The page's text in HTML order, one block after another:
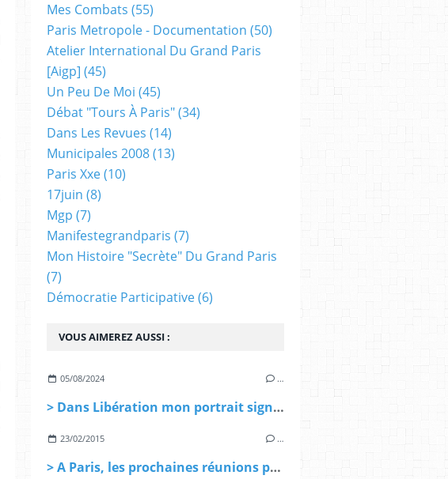
VOUS AIMEREZ AUSSI :
05/08/2024 …
> Dans Libération mon portrait signé Sibylle Vincendon: Pierre Mansat, le métropolitain
23/02/2015 …
> A Paris, les prochaines réunions publiques sur le Grand Paris
Mes Combats (55)
Paris Metropole - Documentation (50)
Atelier International Du Grand Paris
[aigp] (45)
Un Peu De Moi (45)
Débat "tours À Paris"(34)
Dans Les Revues (14)
Municipales 2008(13)
Paris Xxe(10)
17juin (8)
Mgp (7)
Manifestegrandparis (7)
Mon Histoire "secrète" Du Grand Paris
(7)
Démocratie Participative(6)